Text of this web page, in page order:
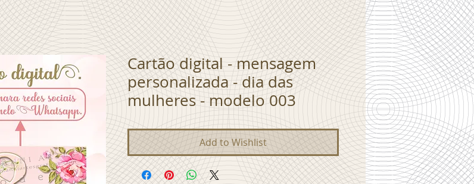
Cartão digital - mensagem
personalizada - dia das
mulheres - modelo 003
Add to Wishlist